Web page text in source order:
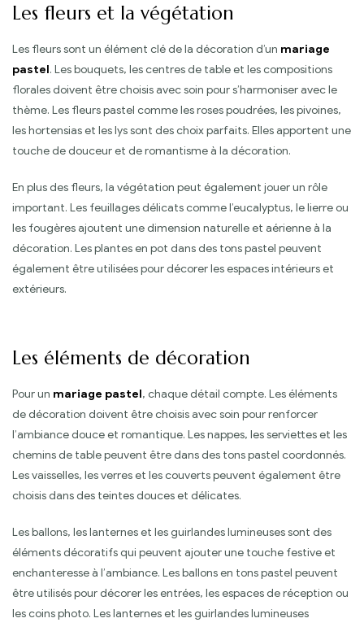
Les fleurs et la végétation
Les fleurs sont un élément clé de la décoration d’un mariage
pastel. Les bouquets, les centres de table et les compositions
florales doivent être choisis avec soin pour s’harmoniser avec le
thème. Les fleurs pastel comme les roses poudrées, les pivoines,
les hortensias et les lys sont des choix parfaits. Elles apportent une
touche de douceur et de romantisme à la décoration.
En plus des fleurs, la végétation peut également jouer un rôle
important. Les feuillages délicats comme l’eucalyptus, le lierre ou
les fougères ajoutent une dimension naturelle et aérienne à la
décoration. Les plantes en pot dans des tons pastel peuvent
également être utilisées pour décorer les espaces intérieurs et
extérieurs.
Les éléments de décoration
Pour un mariage pastel, chaque détail compte. Les éléments
de décoration doivent être choisis avec soin pour renforcer
l’ambiance douce et romantique. Les nappes, les serviettes et les
chemins de table peuvent être dans des tons pastel coordonnés.
Les vaisselles, les verres et les couverts peuvent également être
choisis dans des teintes douces et délicates.
Les ballons, les lanternes et les guirlandes lumineuses sont des
éléments décoratifs qui peuvent ajouter une touche festive et
enchanteresse à l’ambiance. Les ballons en tons pastel peuvent
être utilisés pour décorer les entrées, les espaces de réception ou
les coins photo. Les lanternes et les guirlandes lumineuses